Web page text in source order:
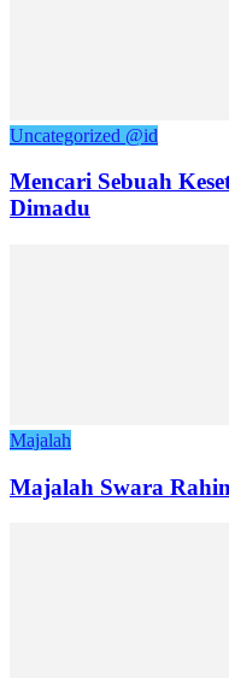
Uncategorized @id
Mencari Sebuah
Dimadu
Majalah
Majalah Swara